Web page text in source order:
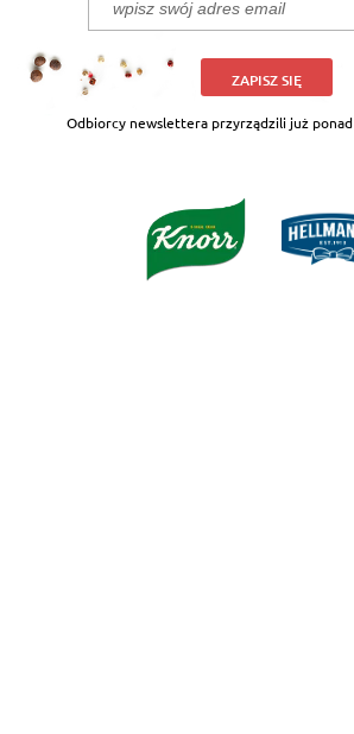
ZAPISZ SIĘ
Odbiorcy newslettera przyrządzili już ponad